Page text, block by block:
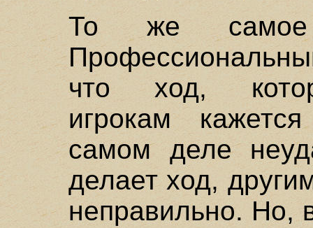
То же
что ход,
игрокам
самом деле
делает ход,
неправильно. Но,